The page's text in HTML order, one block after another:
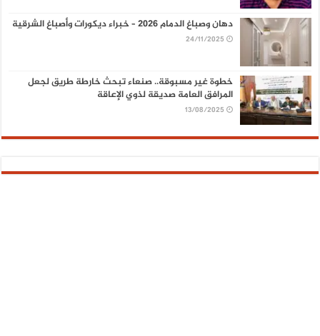
دهان وصباغ الدمام 2026 – خبراء ديكورات وأصباغ الشرقية
24/11/2025
خطوة غير مسبوقة.. صنعاء تبحث خارطة طريق لجعل
المرافق العامة صديقة لذوي الإعاقة
13/08/2025